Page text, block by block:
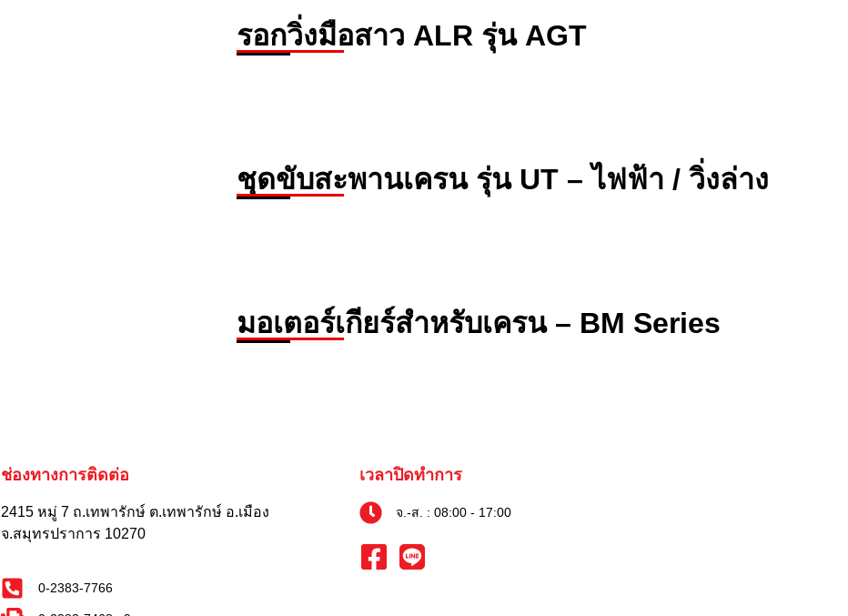
รอกวิ่งมือสาว ALR รุ่น AGT
ชุดขับสะพานเครน รุ่น UT – ไฟฟ้า / วิ่งล่าง
มอเตอร์เกียร์สำหรับเครน – BM Series
ช่องทางการติดต่อ
2415 หมู่ 7 ถ.เทพารักษ์ ต.เทพารักษ์ อ.เมือง
จ.สมุทรปราการ 10270
0-2383-7766
เวลาปิดทำการ
จ.-ส. : 08:00 - 17:00